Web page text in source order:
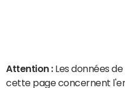
Attention : Les données
cette page concernent